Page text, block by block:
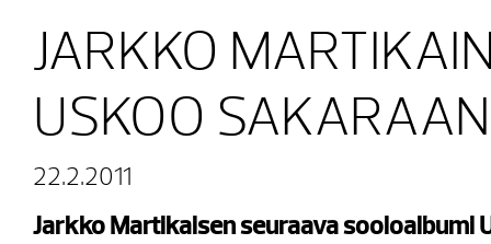
JARKKO
USKOO SAKARAAN
22.2.2011
Jarkko Martikaisen seuraava sooloalbumi